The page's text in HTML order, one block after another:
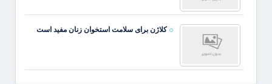
کلاژن برای سلامت استخوان زنان مفید است